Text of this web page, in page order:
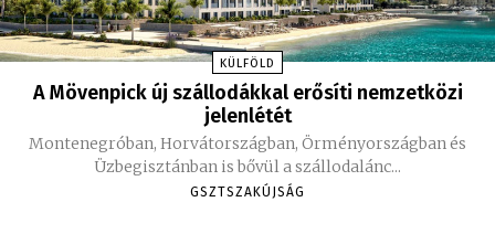
KÜLFÖLD
A Mövenpick új szállodákkal erősíti nemzetközi
jelenlétét
Montenegróban, Horvátországban, Örményországban és
Üzbegisztánban is bővül a szállodalánc...
GSZTSZAKÚJSÁG